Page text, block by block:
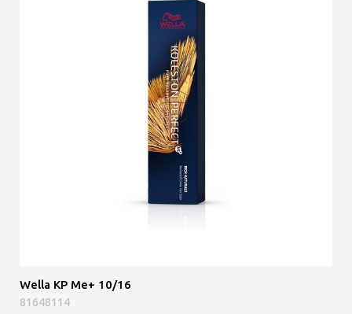
Wella KP Me+ 10/16
81648114